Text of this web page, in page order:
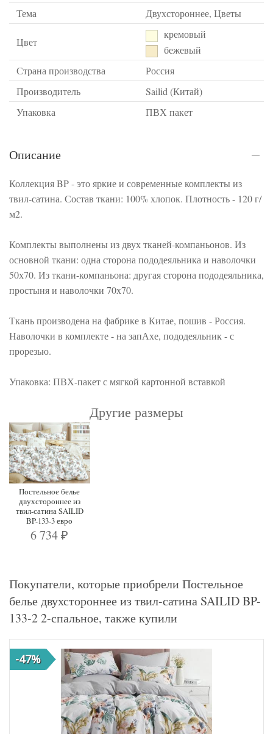
Тема
Двухстороннее, Цветы
Цвет
кремовый
бежевый
Страна производства
Россия
Производитель
Sailid (Китай)
Упаковка
ПВХ пакет
Описание
Коллекция BP - это яркие и современные комплекты из
твил-сатина. Состав ткани: 100% хлопок. Плотность - 120 г/
м2.
Комплекты выполнены из двух тканей-компаньонов. Из
основной ткани: одна сторона пододеяльника и наволочки
50х70. Из ткани-компаньона: другая сторона пододеяльника,
простыня и наволочки 70х70.
Ткань производена на фабрике в Китае, пошив - Россия.
Наволочки в комплекте - на запАхе, пододеяльник - с
прорезью.
Упаковка: ПВХ-пакет с мягкой картонной вставкой
Другие размеры
Постельное белье
двухстороннее из
твил-сатина SAILID
BP-133-3 евро
6 734₽
Покупатели, которые приобрели Постельное
белье двухстороннее из твил-сатина SAILID BP-
133-2 2-спальное, также купили
-47%